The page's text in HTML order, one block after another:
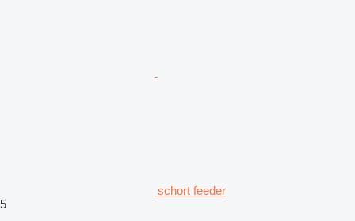
schort feeder
5